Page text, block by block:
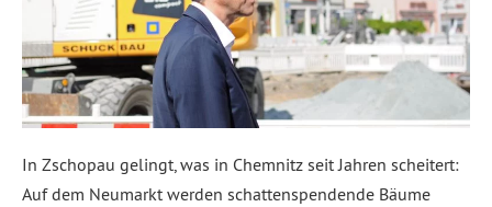
In Zschopau gelingt, was in Chemnitz seit Jahren scheitert:
Auf dem Neumarkt werden schattenspendende Bäume